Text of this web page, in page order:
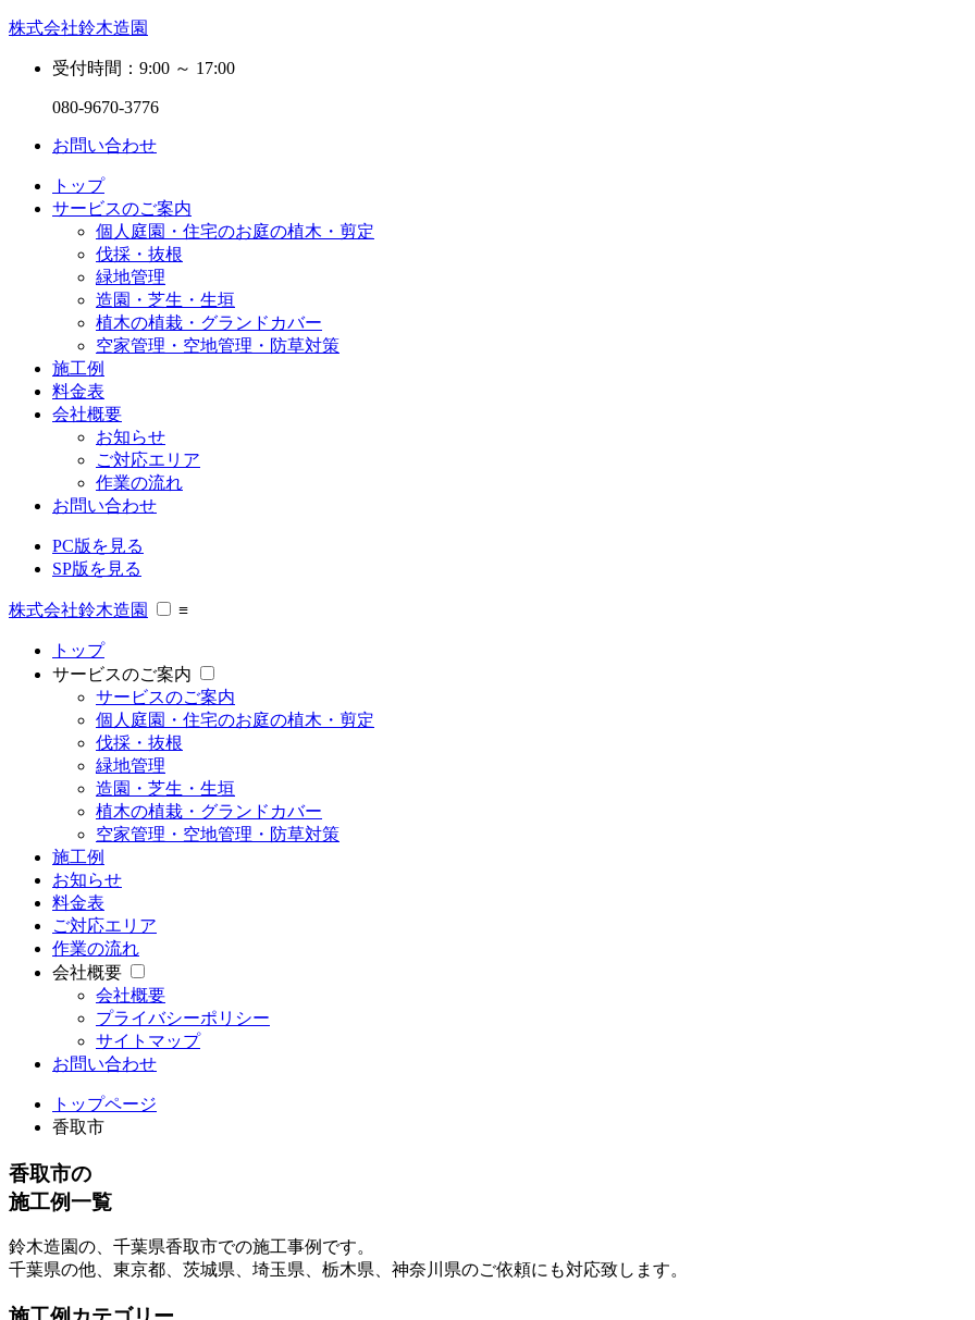
株式会社鈴木造園
受付時間：9:00 ～ 17:00
080-9670-3776
お問い合わせ
トップ
サービスのご案内
個人庭園・住宅のお庭の植木・剪定
伐採・抜根
緑地管理
造園・芝生・生垣
植木の植栽・グランドカバー
空家管理・空地管理・防草対策
施工例
料金表
会社概要
お知らせ
ご対応エリア
作業の流れ
お問い合わせ
PC版を見る
SP版を見る
株式会社鈴木造園 ≡
トップ
サービスのご案内
サービスのご案内
個人庭園・住宅のお庭の植木・剪定
伐採・抜根
緑地管理
造園・芝生・生垣
植木の植栽・グランドカバー
空家管理・空地管理・防草対策
施工例
お知らせ
料金表
ご対応エリア
作業の流れ
会社概要
会社概要
プライバシーポリシー
サイトマップ
お問い合わせ
トップページ
香取市
香取市の
施工例一覧
鈴木造園の、千葉県香取市での施工事例です。
千葉県の他、東京都、茨城県、埼玉県、栃木県、神奈川県のご依頼にも対応致します。